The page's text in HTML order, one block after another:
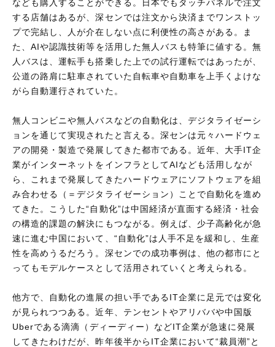
なども購入することができる。日本でもタッチパネルで注文
する店舗はあるが、深センでは注文から決済までワンストッ
プで完結し、人が介在しない点に利便性の高さがある。ま
た、AIや認識技術等を活用した無人バスも特筆に値する。無
人バスは、運転手も搭乗した上での試行運転ではあったが、
公道の路肩に駐車されていた自転車や自動車を上手くよけな
がら自動運行されていた。
無人コンビニや無人バスなどの自動化は、デジタライゼーシ
ョンを通じて実現されたと言える。深センは元々ハードウェ
アの開発・製造で発展してきた都市である。近年、大手IT企
業がインターネットをインフラとしてAIなども活用しなが
ら、これまで発展してきたハードウェアにソフトウェアを組
み合わせる（＝デジタライゼーション）ことで自動化を進め
てきた。こうした“自動化”は中国経済が直面する経済・社会
の構造的課題の解決にもつながる。例えば、少子高齢化が急
速に進む中国において、“自動化”は人手不足を緩和し、生産
性を高めうるだろう。深センでの成功事例は、他の都市にと
ってもモデルケースとして活用されていくと考えられる。
他方で、自動化の進展の担い手であるIT企業に足元では変化
が見られつつある。近年、テンセントやアリババや中国版
Uberである滴滴（ディーディー）などIT企業が急速に発展
してきたわけだが、昨年後半からIT企業において“裁員潮”と